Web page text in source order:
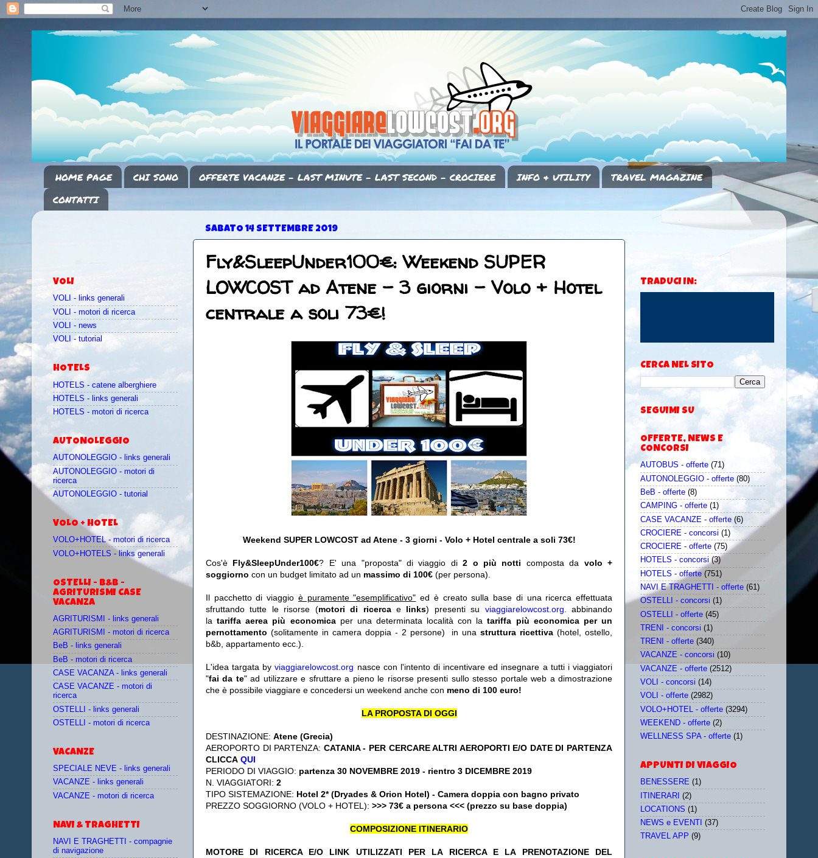
HOME PAGE CHI SONO OFFERTE VACANZE - LAST MINUTE - LAST SECOND - CROCIERE INFO & UTILITY
TRAVEL MAGAZINE
CONTATTI
SABATO 14 SETTEMBRE 2019
Fly&SleepUnder100€: Weekend SUPER
LOWCOST ad Atene - 3 giorni - Volo + Hotel
centrale a soli 73€!
Weekend SUPER LOWCOST ad Atene - 3 giorni - Volo + Hotel centrale a soli 73€!
Cos'è Fly&SleepUnder100€? E' una "proposta" di viaggio di2 o più notti composta da volo +
soggiorno con un budget limitato ad un massimo di 100€ (per persona).
Il pacchetto di viaggio è puramente "esemplificativo" ed è creato sulla base di una ricerca effettuata
sfruttando tutte le risorse (motori di ricerca e links) presenti su viaggiarelowcost.org . abbinando
la tariffa aerea più economicaper una determinata località con latariffa più economica per un
pernottamento (solitamente in camera doppia - 2 persone) in unastruttura ricettiva (hotel, ostello,
b&b, appartamento ecc.).
L'idea targata byviaggiarelowcost.org nasce con l'intento di incentivare ed insegnare a tutti i viaggiatori
"fai da te" ad utilizzare e sfruttare a pieno le risorse presenti sullo stesso portale web a dimostrazione
che è possibile viaggiare e concedersi un weekend anche con meno di 100 euro!
LA PROPOSTA DI OGGI
DESTINAZIONE: Atene (Grecia)
AEROPORTO DI PARTENZA: CATANIA - PER CERCARE ALTRI AEROPORTI E/O DATE DI PARTENZA
CLICCA QUI
PERIODO DI VIAGGIO: partenza 30 NOVEMBRE 2019 - rientro 3 DICEMBRE 2019
N. VIAGGIATORI: 2
TIPO SISTEMAZIONE: Hotel 2* (Dryades & Orion Hotel) - Camera doppia con bagno privato
PREZZO SOGGIORNO (VOLO + HOTEL): >>> 73€ a persona <<< (prezzo su base doppia)
COMPOSIZIONE ITINERARIO
MOTORE DI RICERCA E/O LINK UTILIZZATI PER LA RICERCA E LA PRENOTAZIONE DEL
VOLI
VOLI - links generali
VOLI - motori di ricerca
VOLI - news
VOLI - tutorial
HOTELS
HOTELS - catene alberghiere
HOTELS - links generali
HOTELS - motori di ricerca
AUTONOLEGGIO
AUTONOLEGGIO - links generali
AUTONOLEGGIO - motori di
ricerca
AUTONOLEGGIO - tutorial
VOLO + HOTEL
VOLO+HOTEL - motori di ricerca
VOLO+HOTELS - links generali
OSTELLI - B&B -
AGRITURISMI CASE
VACANZA
AGRITURISMI - links generali
AGRITURISMI - motori di ricerca
BeB - links generali
BeB - motori di ricerca
CASE VACANZA - links generali
CASE VACANZE - motori di
ricerca
OSTELLI - links generali
OSTELLI - motori di ricerca
VACANZE
SPECIALE NEVE - links generali
VACANZE - links generali
VACANZE - motori di ricerca
NAVI & TRAGHETTI
NAVI E TRAGHETTI - compagnie
di navigazione
TRADUCI IN:
CERCA NEL SITO
SEGUIMI SU
OFFERTE, NEWS E
CONCORSI
AUTOBUS - offerte (71)
AUTONOLEGGIO - offerte (80)
BeB - offerte (8)
CAMPING - offerte (1)
CASE VACANZE - offerte (6)
CROCIERE - concorsi (1)
CROCIERE - offerte (75)
HOTELS - concorsi (3)
HOTELS - offerte (751)
NAVI E TRAGHETTI - offerte (61)
OSTELLI - concorsi (1)
OSTELLI - offerte (45)
TRENI - concorsi (1)
TRENI - offerte (340)
VACANZE - concorsi (10)
VACANZE - offerte (2512)
VOLI - concorsi (14)
VOLI - offerte (2982)
VOLO+HOTEL - offerte (3294)
WEEKEND - offerte (2)
WELLNESS SPA - offerte (1)
APPUNTI DI VIAGGIO
BENESSERE (1)
ITINERARI (2)
LOCATIONS (1)
NEWS e EVENTI
(37)
TRAVEL APP (9)